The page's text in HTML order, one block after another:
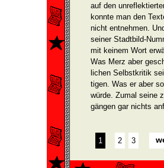
auf den
konnte man den
nicht ent­nehmen.
seiner Stadtbild-
mit keinem Wort
Was Merz aber
lichen Selbstkritik
tigen. Was er aber
würde. Zumal seine
gängen gar nichts
1 2 3